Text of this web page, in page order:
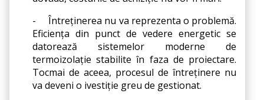
-
Întreținerea nu va reprezenta o problemă.
Eficiența din punct de vedere energetic se
datorează sistemelor moderne de
termoizolație stabilite în faza de proiectare.
Tocmai de aceea, procesul de întreținere nu
va deveni o ivestiție greu de gestionat.